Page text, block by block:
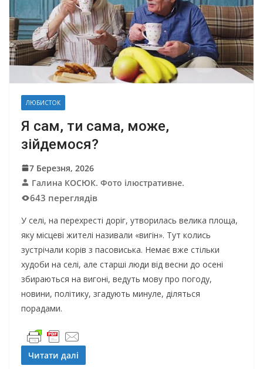
ЛЮБИСТОК
Я сам, ти сама, може,
зійдемося?
7 Березня, 2026
Галина КОСЮК. Фото ілюстративне.
643 переглядів
У селі, на перехресті доріг, утворилась велика площа,
яку місцеві жителі називали «вигін». Тут колись
зустрічали корів з пасовиська. Немає вже стільки
худоби на селі, але старші люди від весни до осені
збираються на вигоні, ведуть мову про погоду,
новини, політику, згадують минуле, діляться
порадами.
Читати далі